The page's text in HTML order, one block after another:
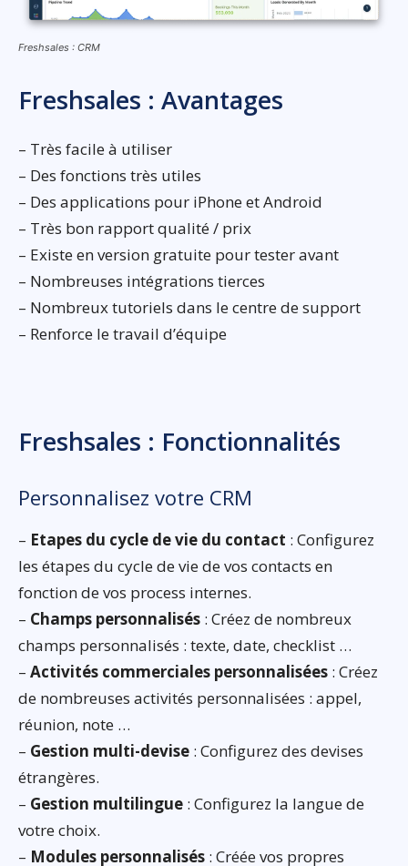
Freshsales : CRM
Freshsales : Avantages
– Très facile à utiliser
– Des fonctions très utiles
– Des applications pour iPhone et Android
– Très bon rapport qualité / prix
– Existe en version gratuite pour tester avant
– Nombreuses intégrations tierces
– Nombreux tutoriels dans le centre de support
– Renforce le travail d’équipe
Freshsales : Fonctionnalités
Personnalisez votre CRM
– Etapes du cycle de vie du contact : Configurez
les étapes du cycle de vie de vos contacts en
fonction de vos process internes.
– Champs personnalisés : Créez de nombreux
champs personnalisés : texte, date, checklist …
– Activités commerciales personnalisées : Créez
de nombreuses activités personnalisées : appel,
réunion, note …
– Gestion multi-devise : Configurez des devises
étrangères.
– Gestion multilingue : Configurez la langue de
votre choix.
– Modules personnalisés : Créée vos propres